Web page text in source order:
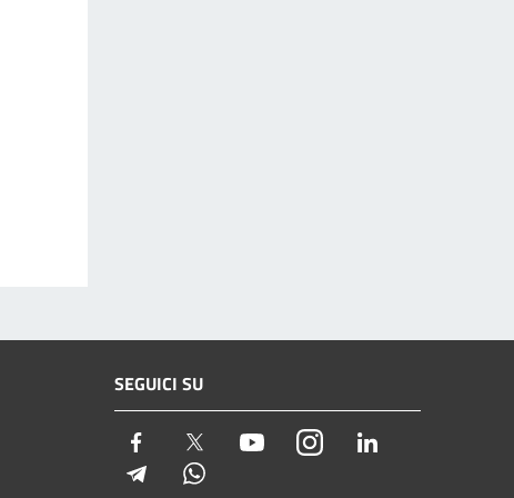
SEGUICI SU
Facebook Twitter YoutubeInstagram
Telegram